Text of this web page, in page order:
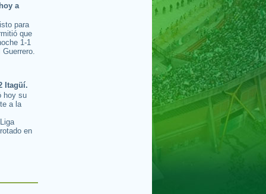
a
para
que
1-1
Itagüí.
hoy su
a la
en